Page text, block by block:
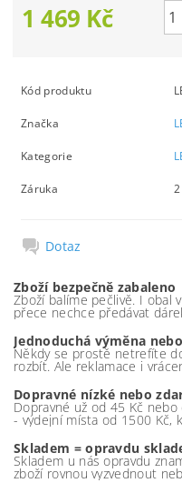
1 469 Kč
Kód produktu
Značka
Kategorie
Záruka
Dotaz
Zboží bezpečně zabaleno
Zboží balíme pečlivě. I obal
přece nechce předávat
Jednoduchá výměna
Někdy se prostě netrefíte
rozbít. Ale reklamace i
Dopravné nízké nebo
Dopravné už od 45 Kč
- výdejní místa od 1500 Kč,
Skladem = opravdu
Skladem u nás opravdu
zboží rovnou vyzvednout